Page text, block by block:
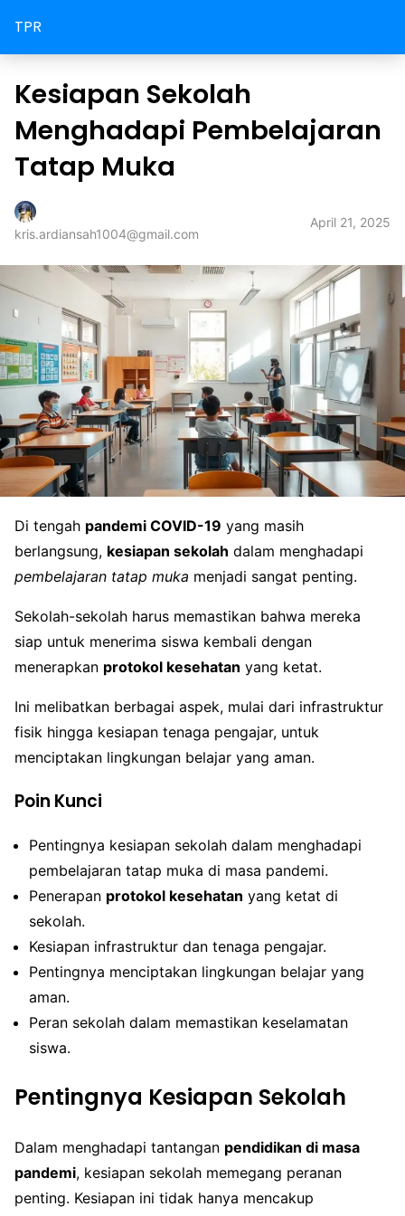
TPR
Kesiapan Sekolah
Menghadapi Pembelajaran
Tatap Muka
kris.ardiansah1004@gmail.com
April 21, 2025
Di tengah pandemi COVID-19 yang masih
berlangsung, kesiapan sekolah dalam menghadapi
pembelajaran tatap muka menjadi sangat penting.
Sekolah-sekolah harus memastikan bahwa mereka
siap untuk menerima siswa kembali dengan
menerapkan protokol kesehatan yang ketat.
Ini melibatkan berbagai aspek, mulai dari infrastruktur
fisik hingga kesiapan tenaga pengajar, untuk
menciptakan lingkungan belajar yang aman.
Poin Kunci
Pentingnya kesiapan sekolah dalam menghadapi
pembelajaran tatap muka di masa pandemi.
Penerapan protokol kesehatan yang ketat di
sekolah.
Kesiapan infrastruktur dan tenaga pengajar.
Pentingnya menciptakan lingkungan belajar yang
aman.
Peran sekolah dalam memastikan keselamatan
siswa.
Pentingnya Kesiapan Sekolah
Dalam menghadapi tantangan pendidikan di masa
pandemi, kesiapan sekolah memegang peranan
penting. Kesiapan ini tidak hanya mencakup